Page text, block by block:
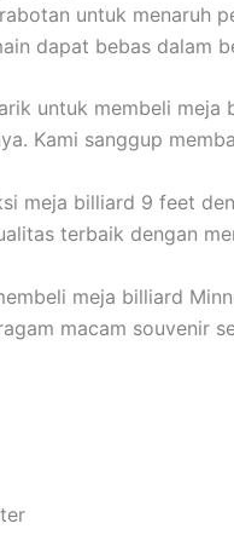
untuk menaruh
dapat bebas dalam
untuk membeli meja
Kami sanggup
meja billiard 9 feet
terbaik dengan
meja billiard
macam souvenir